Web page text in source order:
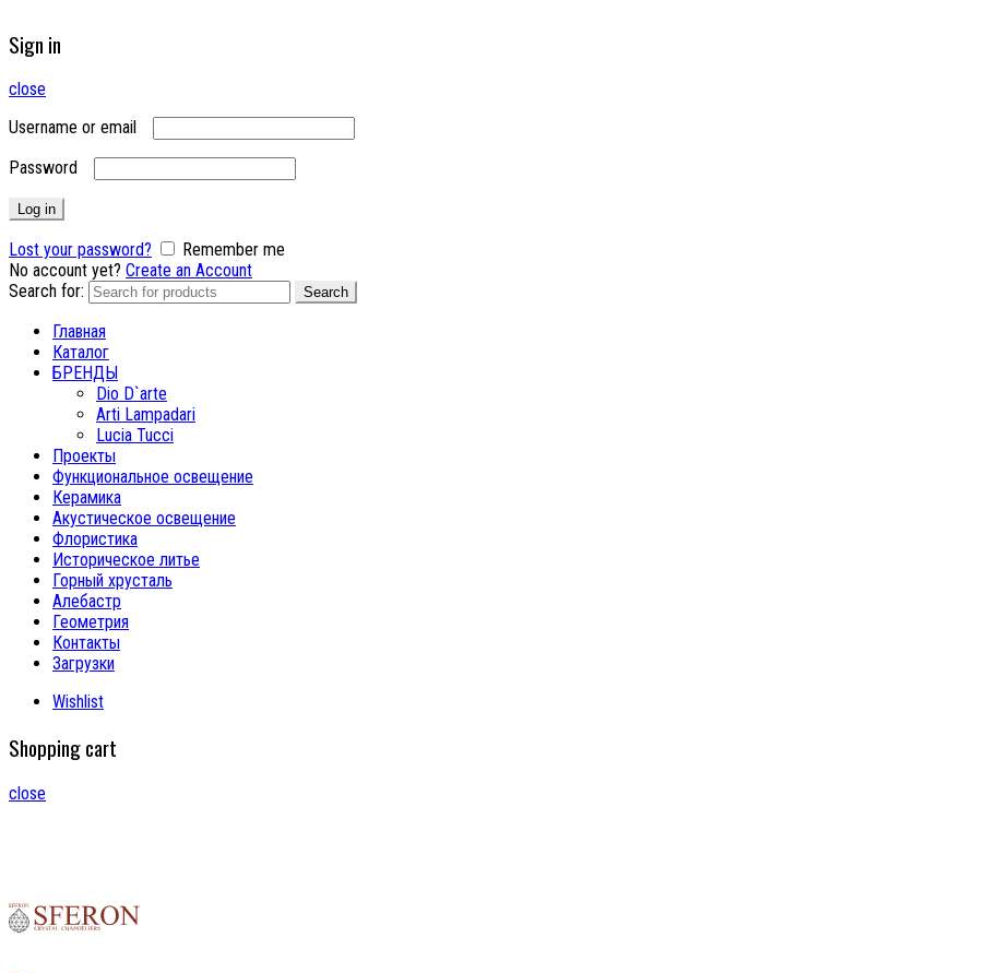
Sign in
close
Username or email
Password
Log in
Lost your password?
Remember me
No account yet? Create an Account
Search for:
Search
Главная
Каталог
БРЕНДЫ
Dio D`arte
Arti Lampadari
Lucia Tucci
Проекты
Функциональное освещение
Керамика
Акустическое освещение
Флористика
Историческое литье
Горный хрусталь
Алебастр
Геометрия
Контакты
Загрузки
Wishlist
Shopping cart
close